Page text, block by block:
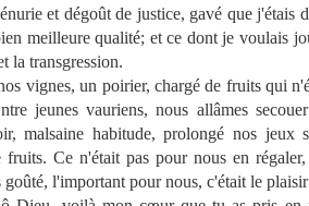
et dégoût de justice, gavé que
meilleure qualité; et ce dont je voulais
la transgression.
vignes, un poirier, chargé de fruits qui
jeunes vauriens, nous allâmes
malsaine habitude, prolongé nos jeux
fruits. Ce n'était pas pour nous en
goûté, l'important pour nous, c'était le